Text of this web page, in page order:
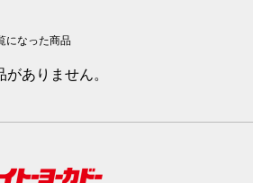
になった商品
ありません。